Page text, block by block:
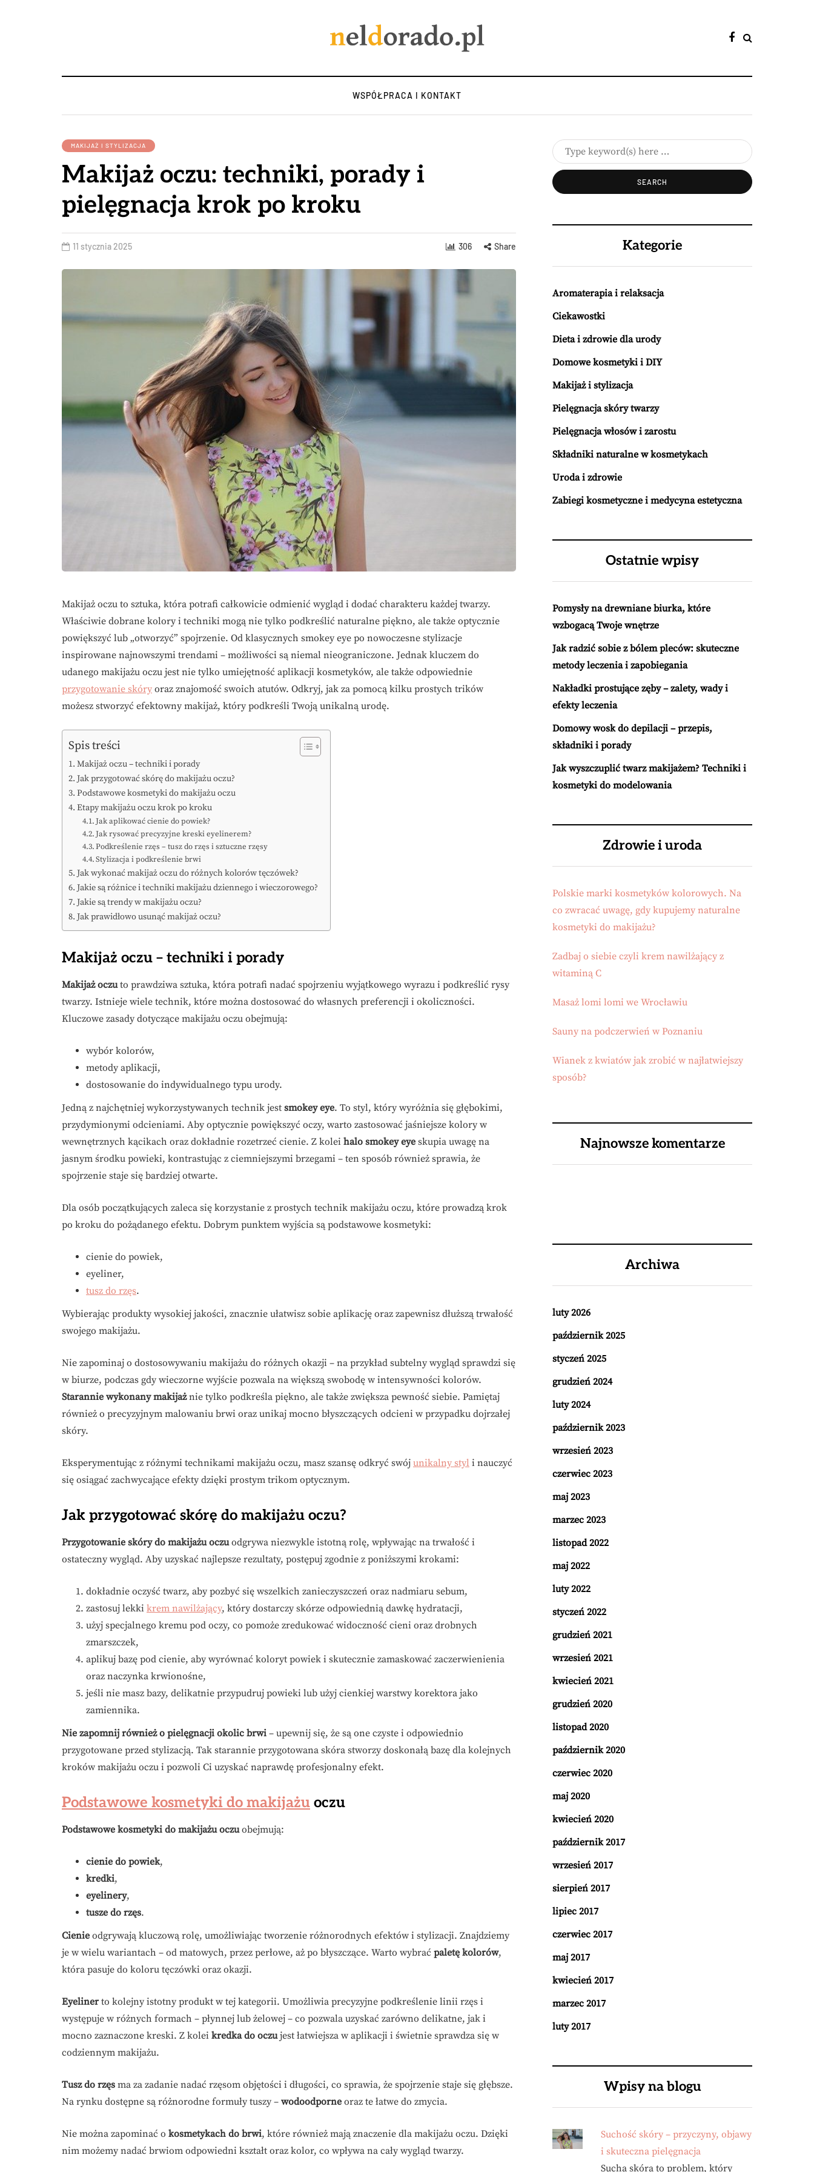
WSPÓŁPRACA I KONTAKT
MAKIJAŻ I STYLIZACJA
Makijaż oczu: techniki, porady i
pielęgnacja krok po kroku
11 stycznia 2025 306 Share
Makijaż oczu to sztuka, która potrafi całkowicie odmienić wygląd i dodać charakteru każdej twarzy.
Właściwie dobrane kolory i techniki mogą nie tylko podkreślić naturalne piękno, ale także optycznie
powiększyć lub „otworzyć” spojrzenie. Od klasycznych smokey eye po nowoczesne stylizacje
inspirowane najnowszymi trendami – możliwości są niemal nieograniczone. Jednak kluczem do
udanego makijażu oczu jest nie tylko umiejętność aplikacji kosmetyków, ale także odpowiednie
przygotowanie skóry oraz znajomość swoich atutów. Odkryj, jak za pomocą kilku prostych trików
możesz stworzyć efektowny makijaż, który podkreśli Twoją unikalną urodę.
Spis treści
Makijaż oczu – techniki i porady
Jak przygotować skórę do makijażu oczu?
Podstawowe kosmetyki do makijażu oczu
Etapy makijażu oczu krok po kroku
Jak aplikować cienie do powiek?
Jak rysować precyzyjne kreski eyelinerem?
Podkreślenie rzęs – tusz do rzęs i sztuczne rzęsy
Stylizacja i podkreślenie brwi
Jak wykonać makijaż oczu do różnych kolorów tęczówek?
Jakie są różnice i techniki makijażu dziennego i wieczorowego?
Jakie są trendy w makijażu oczu?
Jak prawidłowo usunąć makijaż oczu?
Makijaż oczu – techniki i porady
Makijaż oczuto prawdziwa sztuka, która potrafi nadać spojrzeniu wyjątkowego wyrazu i podkreślić rysy
twarzy. Istnieje wiele technik, które można dostosować do własnych preferencji i okoliczności.
Kluczowe zasady dotyczące makijażu oczu obejmują:
wybór kolorów,
metody aplikacji,
dostosowanie do indywidualnego typu urody.
Jedną z najchętniej wykorzystywanych technik jest smokey eye. To styl, który wyróżnia się głębokimi,
przydymionymi odcieniami. Aby optycznie powiększyć oczy, warto zastosować jaśniejsze kolory w
wewnętrznych kącikach oraz dokładnie rozetrzeć cienie. Z kolei halo smokey eye skupia uwagę na
jasnym środku powieki, kontrastując z ciemniejszymi brzegami – ten sposób również sprawia, że
spojrzenie staje się bardziej otwarte.
Dla osób początkujących zaleca się korzystanie z prostych technik makijażu oczu, które prowadzą krok
po kroku do pożądanego efektu. Dobrym punktem wyjścia są podstawowe kosmetyki:
cienie do powiek,
eyeliner,
tusz do rzęs.
Wybierając produkty wysokiej jakości, znacznie ułatwisz sobie aplikację oraz zapewnisz dłuższą trwałość
swojego makijażu.
Nie zapominaj o dostosowywaniu makijażu do różnych okazji – na przykład subtelny wygląd sprawdzi się
w biurze, podczas gdy wieczorne wyjście pozwala na większą swobodę w intensywności kolorów.
Starannie wykonany makijażnie tylko podkreśla piękno, ale także zwiększa pewność siebie. Pamiętaj
również o precyzyjnym malowaniu brwi oraz unikaj mocno błyszczących odcieni w przypadku dojrzałej
skóry.
Eksperymentując z różnymi technikami makijażu oczu, masz szansę odkryć swój unikalny styl i nauczyć
się osiągać zachwycające efekty dzięki prostym trikom optycznym.
Jak przygotować skórę do makijażu oczu?
Przygotowanie skóry do makijażu oczuodgrywa niezwykle istotną rolę, wpływając na trwałość i
ostateczny wygląd. Aby uzyskać najlepsze rezultaty, postępuj zgodnie z poniższymi krokami:
dokładnie oczyść twarz, aby pozbyć się wszelkich zanieczyszczeń oraz nadmiaru sebum,
zastosuj lekki krem nawilżający, który dostarczy skórze odpowiednią dawkę hydratacji,
użyj specjalnego kremu pod oczy, co pomoże zredukować widoczność cieni oraz drobnych
zmarszczek,
aplikuj bazę pod cienie, aby wyrównać koloryt powiek i skutecznie zamaskować zaczerwienienia
oraz naczynka krwionośne,
jeśli nie masz bazy, delikatnie przypudruj powieki lub użyj cienkiej warstwy korektora jako
zamiennika.
Nie zapomnij również o pielęgnacji okolic brwi – upewnij się, że są one czyste i odpowiednio
przygotowane przed stylizacją. Tak starannie przygotowana skóra stworzy doskonałą bazę dla kolejnych
kroków makijażu oczu i pozwoli Ci uzyskać naprawdę profesjonalny efekt.
Podstawowe kosmetyki do makijażu oczu
Podstawowe kosmetyki do makijażu oczuobejmują:
cienie do powiek,
kredki,
eyelinery,
tusze do rzęs.
Cienie odgrywają kluczową rolę, umożliwiając tworzenie różnorodnych efektów i stylizacji. Znajdziemy
je w wielu wariantach – od matowych, przez perłowe, aż po błyszczące. Warto wybrać paletę kolorów,
która pasuje do koloru tęczówki oraz okazji.
Eyelinerto kolejny istotny produkt w tej kategorii. Umożliwia precyzyjne podkreślenie linii rzęs i
występuje w różnych formach – płynnej lub żelowej – co pozwala uzyskać zarówno delikatne, jak i
mocno zaznaczone kreski. Z kolei kredka do oczujest łatwiejsza w aplikacji i świetnie sprawdza się w
codziennym makijażu.
Tusz do rzęs ma za zadanie nadać rzęsom objętości i długości, co sprawia, że spojrzenie staje się głębsze.
Na rynku dostępne są różnorodne formuły tuszy – wodoodporne oraz te łatwe do zmycia.
Nie można zapominać o kosmetykach do brwi, które również mają znaczenie dla makijażu oczu. Dzięki
nim możemy nadać brwiom odpowiedni kształt oraz kolor, co wpływa na cały wygląd twarzy.
Kategorie
Aromaterapia i relaksacja
Ciekawostki
Dieta i zdrowie dla urody
Domowe kosmetyki i DIY
Makijaż i stylizacja
Pielęgnacja skóry twarzy
Pielęgnacja włosów i zarostu
Składniki naturalne w kosmetykach
Uroda i zdrowie
Zabiegi kosmetyczne i medycyna estetyczna
Ostatnie wpisy
Pomysły na drewniane biurka, które
wzbogacą Twoje wnętrze
Jak radzić sobie z bólem pleców: skuteczne
metody leczenia i zapobiegania
Nakładki prostujące zęby – zalety, wady i
efekty leczenia
Domowy wosk do depilacji – przepis,
składniki i porady
Jak wyszczuplić twarz makijażem? Techniki i
kosmetyki do modelowania
Zdrowie i uroda
Polskie marki kosmetyków kolorowych. Na
co zwracać uwagę, gdy kupujemy naturalne
kosmetyki do makijażu?
Zadbaj o siebie czyli krem nawilżający z
witaminą C
Masaż lomi lomi we Wrocławiu
Sauny na podczerwień w Poznaniu
Wianek z kwiatów jak zrobić w najłatwiejszy
sposób?
Najnowsze komentarze
Archiwa
luty 2026
październik 2025
styczeń 2025
grudzień 2024
luty 2024
październik 2023
wrzesień 2023
czerwiec 2023
maj 2023
marzec 2023
listopad 2022
maj 2022
luty 2022
styczeń 2022
grudzień 2021
wrzesień 2021
kwiecień 2021
grudzień 2020
listopad 2020
październik 2020
czerwiec 2020
maj 2020
kwiecień 2020
październik 2017
wrzesień 2017
sierpień 2017
lipiec 2017
czerwiec 2017
maj 2017
kwiecień 2017
marzec 2017
luty 2017
Wpisy na blogu
Suchość skóry – przyczyny, objawy
i skuteczna pielęgnacja
Sucha skóra to problem, który